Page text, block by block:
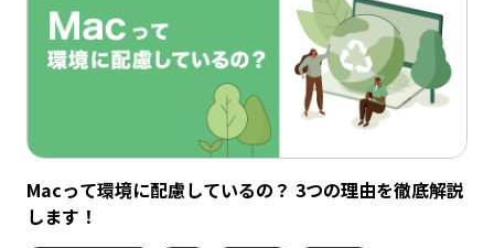
Macって環境に配慮しているの？ 3つの理由を徹底解説
します！